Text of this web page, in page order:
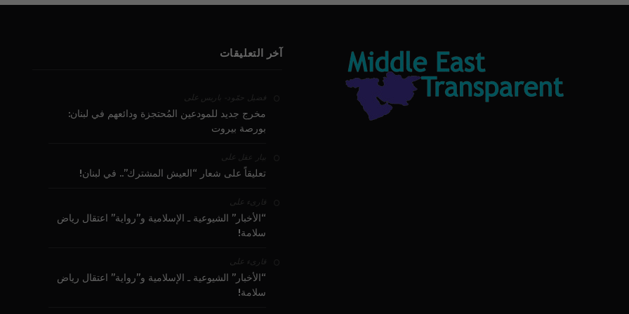
آخر التعليقات
فضيل حمّود - باريس على
مخرج جديد للمودعين المُحتجزة ودائعهم في لبنان:
بورصة بيروت
بيار عقل على
تعليقاً على شعار “العيش المشترك”.. في لبنان!
قارىء على
“الأخبار” الشيوعية ـ الإسلامية و”رواية” اعتقال رياض
سلامة!
قارىء على
“الأخبار” الشيوعية ـ الإسلامية و”رواية” اعتقال رياض
سلامة!